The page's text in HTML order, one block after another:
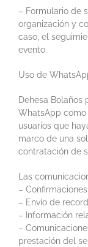
– Formulario de
organización y
caso, el
evento.
Uso de
Dehesa Bolaños
WhatsApp
usuarios que
marco de una
contratación de
Las
–
– Envío de
– Información
–
prestación del